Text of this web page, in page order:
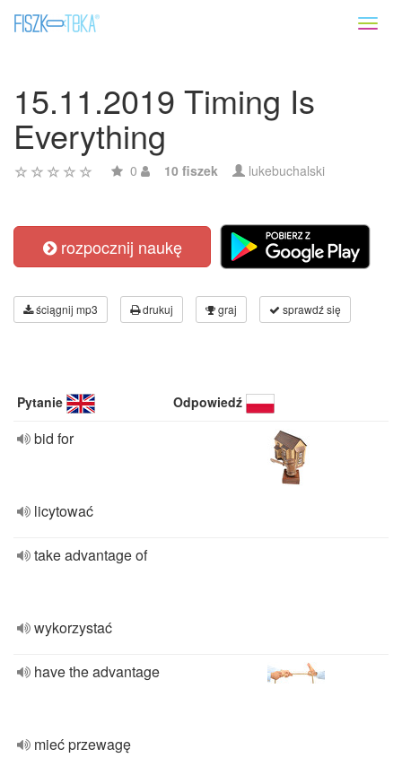
15.11.2019 Timing Is
Everything
0 10 fiszek lukebuchalski
rozpocznij naukę
ściągnij mp3 drukuj graj sprawdź się
Pytanie Odpowiedź
bid for
licytować
take advantage of
wykorzystać
have the advantage
mieć przewagę